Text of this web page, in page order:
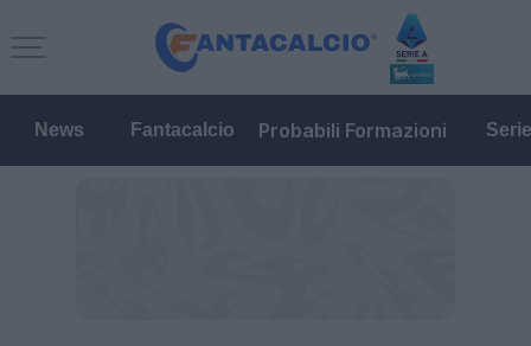
News Fantacalcio Probabili Formazioni